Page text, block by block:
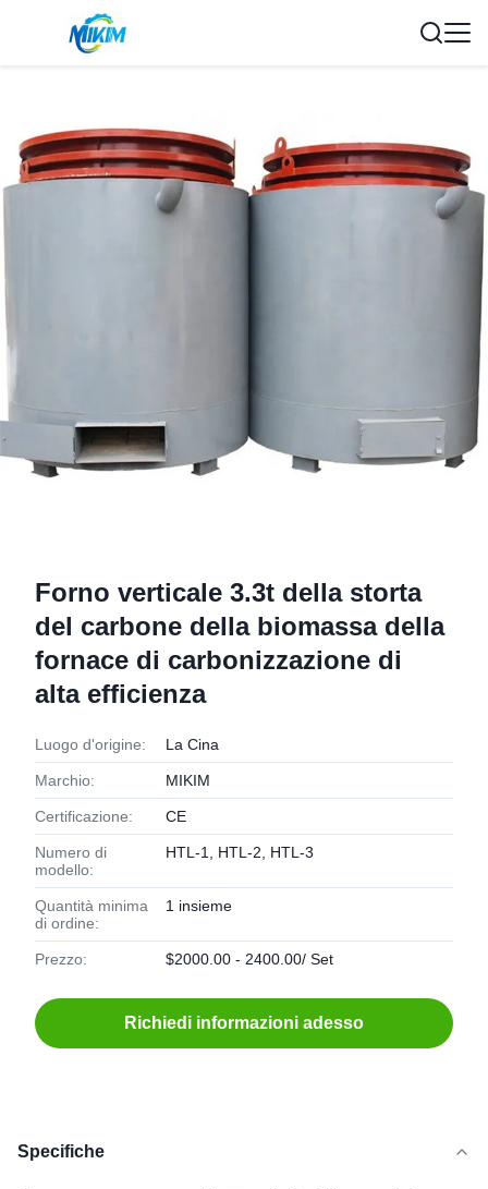
Forno verticale 3.3t della storta
del carbone della biomassa della
fornace di carbonizzazione di
alta efficienza
Luogo d'origine: La Cina
Marchio: MIKIM
Certificazione: CE
Numero di
modello:
HTL-1, HTL-2, HTL-3
Quantità minima
di ordine:
1 insieme
Prezzo: $2000.00 - 2400.00/ Set
Richiedi informazioni adesso
Specifiche